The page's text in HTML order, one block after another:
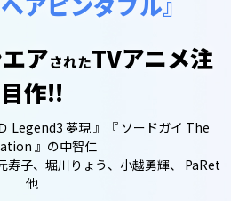
アされたTVアニメ注
目作!!
Legend3 夢現 』『 ソードガイ The
』の中智仁
寿子、堀川りょう、小越勇輝、 PaRet
他